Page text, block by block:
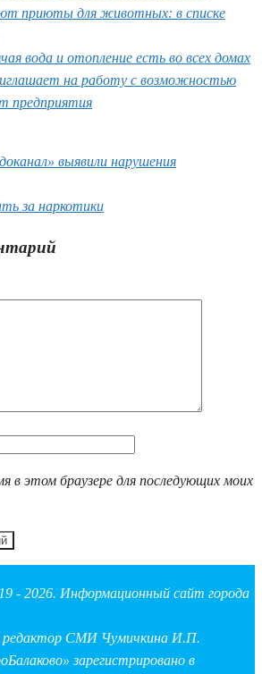
приюты для животных: в списке
вода и отопление есть во всех домах
на работу с возможностью
предприятия
выявили нарушения
за наркотики
в этом браузере для последующих моих
- 2026. Информационный сайт города
редактор СМИ Чумичкина И.П.
зарегистрировано в